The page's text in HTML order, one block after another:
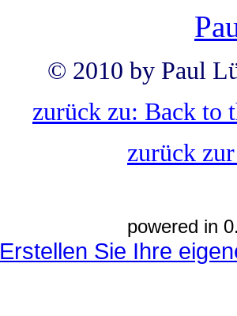
© 2010 by Paul
zurück zu: Back to
zurück
powered in
Erstellen Sie Ihre